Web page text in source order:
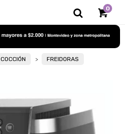
0
COCCIÓN FREIDORAS